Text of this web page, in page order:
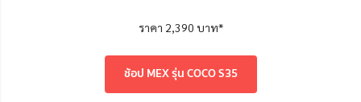
ราคา 2,390 บาท*
ช้อป MEX รุ่น COCO S35